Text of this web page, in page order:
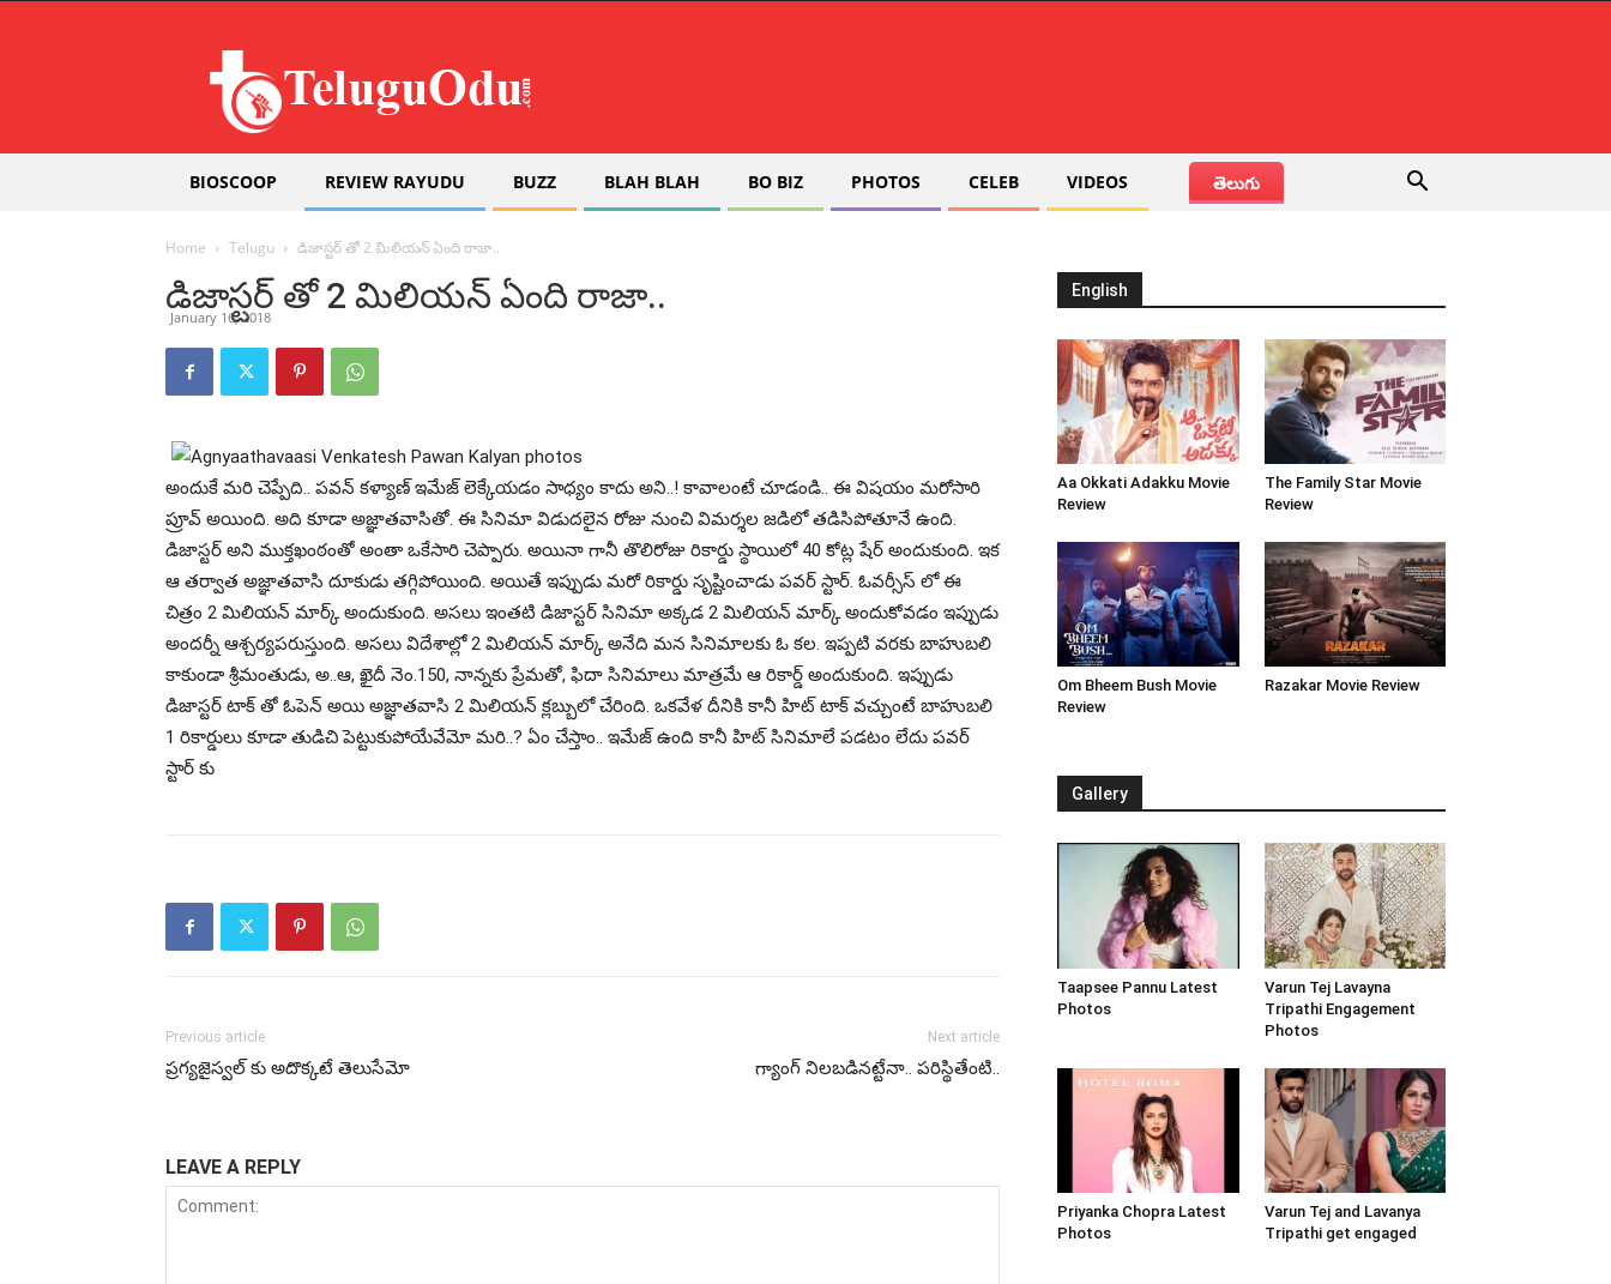
BIOSCOOP REVIEW RAYUDU BUZZ BLAH BLAH BO BIZ PHOTOS CELEB VIDEOS తెలుగు
Home Telugu డిజాస్ట‌ర్ తో 2 మిలియ‌న్ ఏంది రాజా..
డిజాస్ట‌ర్ తో 2 మిలియ‌న్ ఏంది రాజా..
January 16, 2018
అందుకే మ‌రి చెప్పేది.. ప‌వ‌న్ క‌ళ్యాణ్ ఇమేజ్ లెక్కేయ‌డం సాధ్యం కాదు అని..! కావాలంటే చూడండి.. ఈ విష‌యం మ‌రోసారి
ప్రూవ్ అయింది. అది కూడా అజ్ఞాతవాసితో. ఈ సినిమా విడుద‌లైన రోజు నుంచి విమ‌ర్శ‌ల జ‌డిలో త‌డిసిపోతూనే ఉంది.
డిజాస్ట‌ర్ అని ముక్త‌ఖంఠంతో అంతా ఒకేసారి చెప్పారు. అయినా గానీ తొలిరోజు రికార్డు స్థాయిలో 40 కోట్ల షేర్ అందుకుంది. ఇక
ఆ త‌ర్వాత అజ్ఞాత‌వాసి దూకుడు త‌గ్గిపోయింది. అయితే ఇప్పుడు మ‌రో రికార్డు సృష్టించాడు ప‌వ‌ర్ స్టార్. ఓవ‌ర్సీస్ లో ఈ
చిత్రం 2 మిలియ‌న్ మార్క్ అందుకుంది. అస‌లు ఇంత‌టి డిజాస్ట‌ర్ సినిమా అక్క‌డ 2 మిలియ‌న్ మార్క్ అందుకోవ‌డం ఇప్పుడు
అంద‌ర్నీ ఆశ్చ‌ర్య‌ప‌రుస్తుంది. అస‌లు విదేశాల్లో 2 మిలియ‌న్ మార్క్ అనేది మ‌న సినిమాల‌కు ఓ క‌ల‌. ఇప్ప‌టి వ‌ర‌కు బాహుబ‌లి
కాకుండా శ్రీ‌మంతుడు, అ..ఆ, ఖైదీ నెం.150, నాన్న‌కు ప్రేమ‌తో, ఫిదా సినిమాలు మాత్ర‌మే ఆ రికార్డ్ అందుకుంది. ఇప్పుడు
డిజాస్ట‌ర్ టాక్ తో ఓపెన్ అయి అజ్ఞాత‌వాసి 2 మిలియ‌న్ క్ల‌బ్బులో చేరింది. ఒక‌వేళ దీనికి కానీ హిట్ టాక్ వ‌చ్చుంటే బాహుబ‌లి
1 రికార్డులు కూడా తుడిచి పెట్టుకుపోయేవేమో మ‌రి..? ఏం చేస్తాం.. ఇమేజ్ ఉంది కానీ హిట్ సినిమాలే ప‌డ‌టం లేదు ప‌వ‌ర్
స్టార్ కు
Previous article
ప్ర‌గ్య‌జైస్వ‌ల్ కు అదొక్క‌టే తెలుసేమో
Next article
గ్యాంగ్ నిల‌బ‌డిన‌ట్టేనా.. ప‌రిస్థితేంటి..
LEAVE A REPLY
English
Aa Okkati Adakku Movie
Review
The Family Star Movie
Review
Om Bheem Bush Movie
Review
Razakar Movie Review
Gallery
Taapsee Pannu Latest
Photos
Varun Tej Lavayna
Tripathi Engagement
Photos
Priyanka Chopra Latest
Photos
Varun Tej and Lavanya
Tripathi get engaged